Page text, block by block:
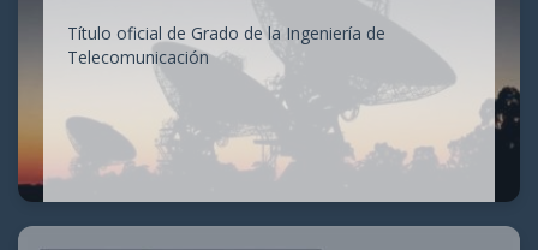
Título oficial de Grado de la Ingeniería de
Telecomunicación